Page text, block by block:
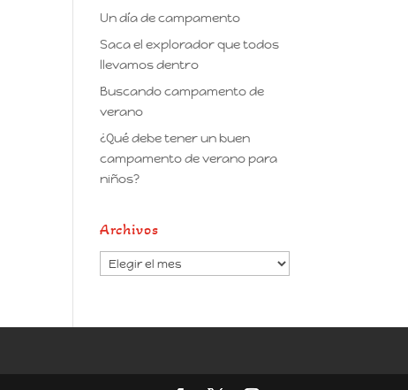
Un día de campamento
Saca el explorador que todos
llevamos dentro
Buscando campamento de
verano
¿Qué debe tener un buen
campamento de verano para
niños?
Archivos
Archivos